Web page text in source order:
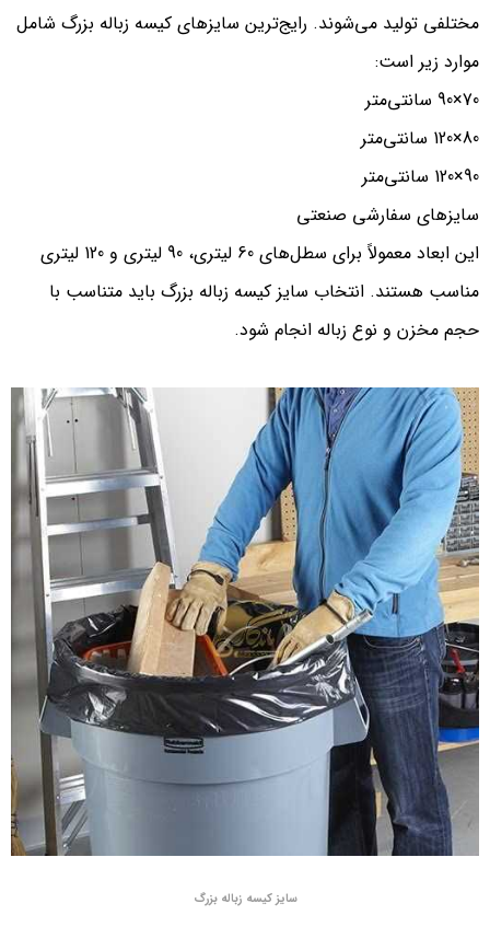
مختلفی تولید می‌شوند. رایج‌ترین سایزهای کیسه زباله بزرگ شامل
موارد زیر است:
70×90 سانتی‌متر
80×120 سانتی‌متر
90×120 سانتی‌متر
سایزهای سفارشی صنعتی
این ابعاد معمولاً برای سطل‌های 60 لیتری، 90 لیتری و 120 لیتری
مناسب هستند. انتخاب سایز کیسه زباله بزرگ باید متناسب با
حجم مخزن و نوع زباله انجام شود.
سایز کیسه زباله بزرگ